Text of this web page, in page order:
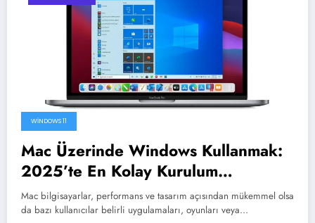
WINDOWS 11
Mac Üzerinde Windows Kullanmak:
2025’te En Kolay Kurulum
Yöntemleri
Mac bilgisayarlar, performans ve tasarım açısından mükemmel olsa
da bazı kullanıcılar belirli uygulamaları, oyunları veya…